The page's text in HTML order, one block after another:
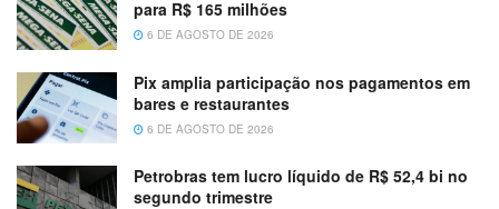
para R$ 165 milhões
6 DE AGOSTO DE 2026
Pix amplia participação nos pagamentos em
bares e restaurantes
6 DE AGOSTO DE 2026
Petrobras tem lucro líquido de R$ 52,4 bi no
segundo trimestre